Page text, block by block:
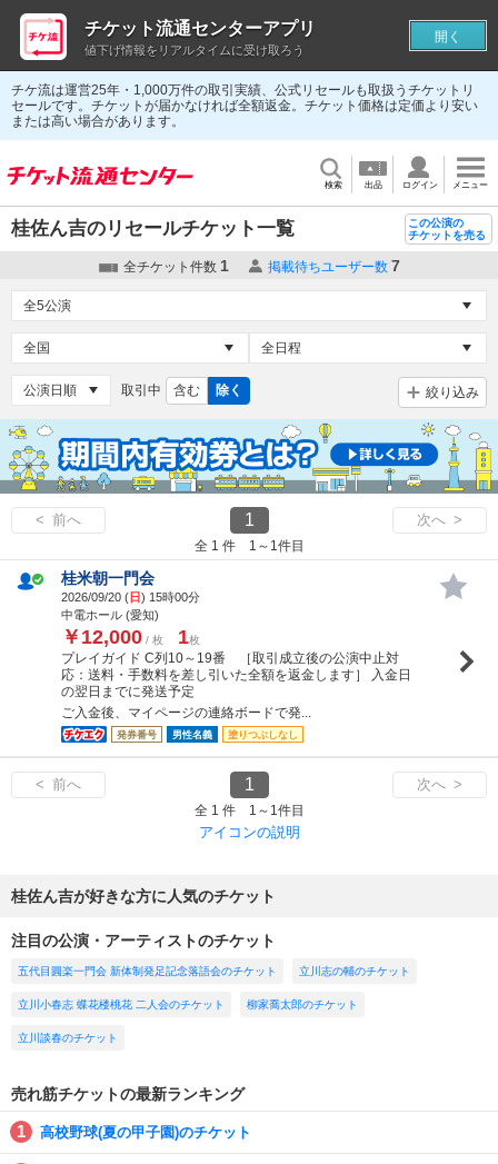
チケ流は運営25年・1,000万件の取引実績、公式リセールも取扱うチケットリ
セールです。チケットが届かなければ全額返金。チケット価格は定価より安い
または高い場合があります。
検索 出品 ログイン メニュー
桂佐ん吉のリセールチケット一覧
この公演の
チケットを売る
全チケット件数 1 掲載待ちユーザー数 7
取引中 含む 除く 絞り込み
< 前へ 1 次へ >
全 1 件 1～1件目
桂米朝一門会
2026/09/20 (日) 15時00分
中電ホール (愛知)
￥12,000 / 枚 1枚
プレイガイド C列10～19番 ［取引成立後の公演中止対
応：送料・手数料を差し引いた全額を返金します］ 入金日
の翌日までに発送予定
ご入金後、マイページの連絡ボードで発...
発券番号 男性名義 塗りつぶしなし
< 前へ 1 次へ >
全 1 件 1～1件目
アイコンの説明
桂佐ん吉が好きな方に人気のチケット
注目の公演・アーティストのチケット
五代目圓楽一門会 新体制発足記念落語会のチケット 立川志の輔のチケット
立川小春志 蝶花楼桃花 二人会のチケット 柳家喬太郎のチケット
立川談春のチケット
売れ筋チケットの最新ランキング
高校野球(夏の甲子園)のチケット
チケット流通センターアプリ
値下げ情報をリアルタイムに受け取ろう
開く